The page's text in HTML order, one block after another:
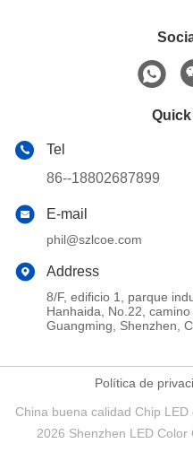
Tel
86--18802687899
E-mail
phil@szlcoe.com
Address
8/F, edificio 1, parque
Hanhaida, No.22,
Guangming, Shenzhen,
Política de
China buena calidad Chip
2026 Shenzhen LED Color